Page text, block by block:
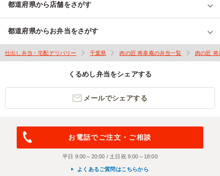
都道府県から店舗をさがす
都道府県からお弁当をさがす
仕出し弁当・宅配デリバリー 千葉県 肉の匠 将泰庵の弁当一覧 肉の匠 将
くるめし弁当をシェアする
メールでシェアする
お電話でご注文・ご相談
平日 9:00～20:00 / 土日祝 9:00～18:00
よくあるご質問はこちらから